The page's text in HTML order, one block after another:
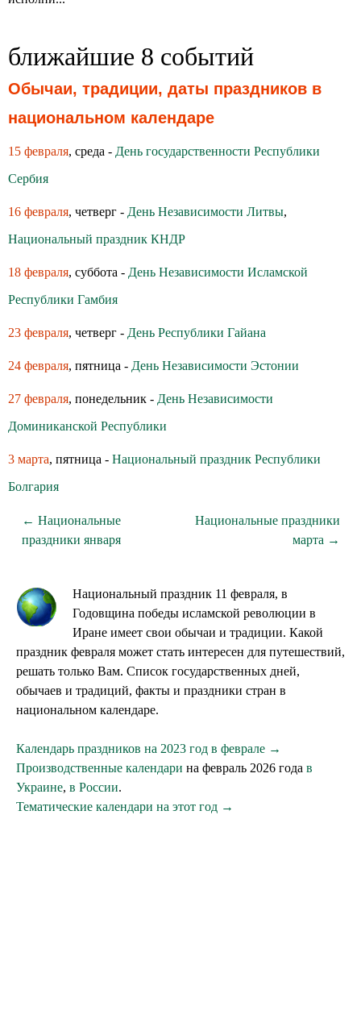
ближайшие 8 событий
Обычаи, традиции, даты праздников в
национальном календаре
15 февраля, среда - День государственности Республики
Сербия
16 февраля, четверг - День Независимости Литвы,
Национальный праздник КНДР
18 февраля, суббота - День Независимости Исламской
Республики Гамбия
23 февраля, четверг - День Республики Гайана
24 февраля, пятница - День Независимости Эстонии
27 февраля, понедельник - День Независимости
Доминиканской Республики
3 марта, пятница - Национальный праздник Республики
Болгария
← Национальные
праздники января
Национальные праздники
марта →
Национальный праздник 11 февраля, в
Годовщина победы исламской революции в
Иране имеет свои обычаи и традиции. Какой
праздник февраля может стать интересен для путешествий,
решать только Вам. Список государственных дней,
обычаев и традиций, факты и праздники стран в
национальном календаре.
Календарь праздников на 2023 год в феврале →
Производственные календари на февраль 2026 года в
Украине, в России.
Тематические календари на этот год →